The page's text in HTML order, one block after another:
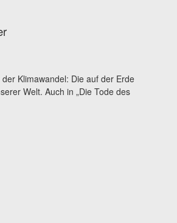
Klimawandel: Die auf der Erde
Welt. Auch in „Die Tode des